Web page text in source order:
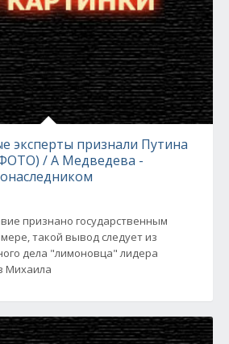
эксперты признали Путина
/ А Медведева -
признано государственным
такой вывод следует из
дела "лимоновца" лидера
Михаила